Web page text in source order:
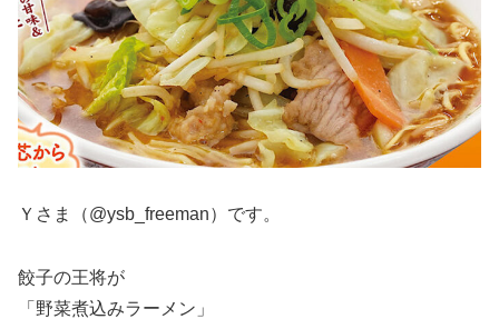
Ｙさま（@ysb_freeman）です。
餃子の王将が
「野菜煮込みラーメン」